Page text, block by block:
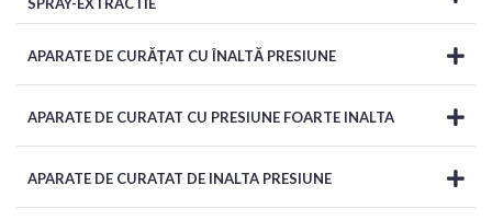
APARATE DE CURĂȚAT CU ÎNALTĂ PRESIUNE
APARATE DE CURATAT CU PRESIUNE FOARTE INALTA
APARATE DE CURATAT DE INALTA PRESIUNE